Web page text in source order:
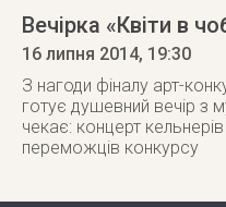
Вечірка «Квіти в
16 липня 2014, 19:30
З нагоди фіналу арт-
готує душевний вечір з
чекає: концерт
переможців конкурсу